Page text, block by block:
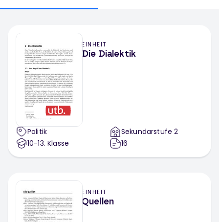
EINHEIT
Die Dialektik
Politik
10-13. Klasse
Sekundarstufe 2
16
EINHEIT
Quellen